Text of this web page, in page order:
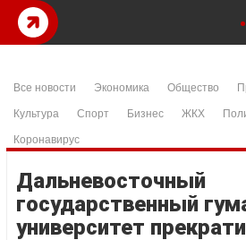
Все новости Экономика Общество
Культура
Спорт Бизнес ЖКХ
Коронавирус
Дальневосточный
государственный
университет